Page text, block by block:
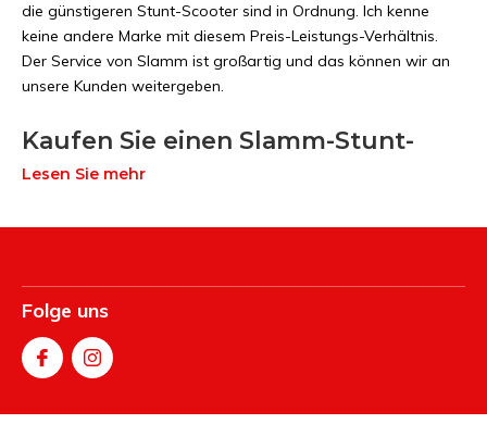
die günstigeren Stunt-Scooter sind in Ordnung. Ich kenne
keine andere Marke mit diesem Preis-Leistungs-Verhältnis.
Der Service von Slamm ist großartig und das können wir an
unsere Kunden weitergeben.
Kaufen Sie einen Slamm-Stunt-
Scooter
Von Slamm-Stunt-Scootern für Anfänger bis hin zu
maßgeschneiderten Slamm-Stunt-Scootern für
Fortgeschrittene. Wir bieten die meisten Slamm Stunt-
Scooter komplett montiert an. Sie müssen Ihren Slamm-
Lenker muss auf den Slamm Stunt-Scooter aufgesetzt und
Lesen Sie mehr
Folge uns